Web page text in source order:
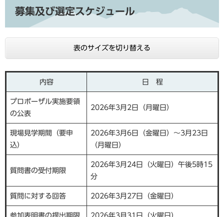
募集及び選定スケジュール
表のサイズを切り替える
内容 日 程
プロポーザル実施要領
の公表
2026年3月2日（月曜日）
現場見学期間（要申
込）
2026年3月6日（金曜日）～3月23日
（月曜日）
質問書の受付期限
2026年3月24日（火曜日）午後5時15
分
質問に対する回答 2026年3月27日（金曜日）
参加表明書の提出期限 2026年3月31日（火曜日）